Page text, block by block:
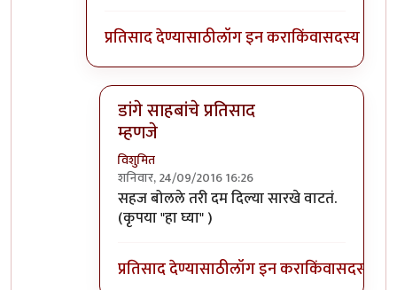
प्रतिसाद देण्यासाठीलॉग इन कराकिंवासदस्य व्हा
डांगे साहबांचे प्रतिसाद
म्हणजे
विशुमित
शनिवार, 24/09/2016 16:26
In reply toपैसा ताई रॉक्स...byविशुमित
सहज बोलले तरी दम दिल्या सारखे वाटतं.
(कृपया "हा घ्या" )
प्रतिसाद देण्यासाठीलॉग इन कराकिंवासदस्य व्हा